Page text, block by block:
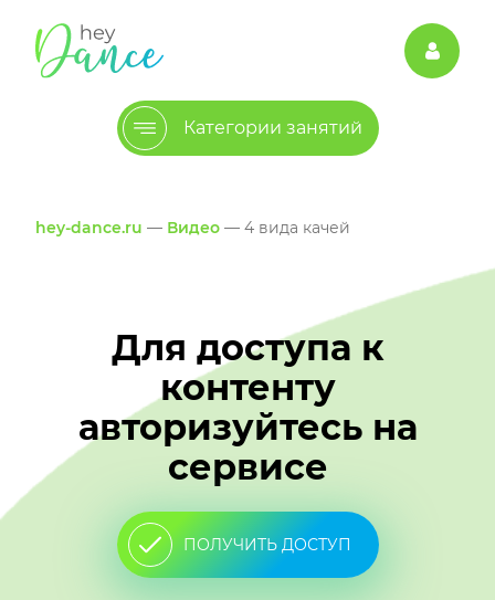
Категории занятий
hey-dance.ru — Видео — 4 вида качей
Для доступа к
контенту
авторизуйтесь на
сервисе
ПОЛУЧИТЬ ДОСТУП